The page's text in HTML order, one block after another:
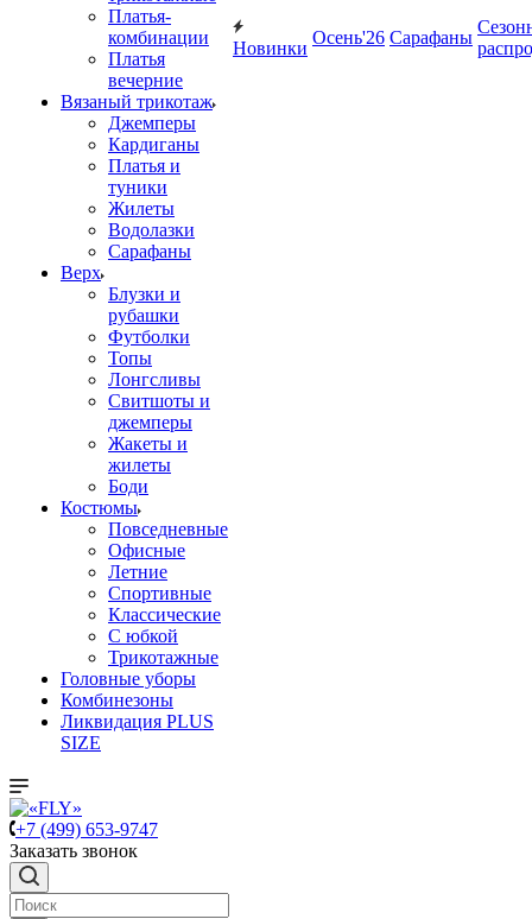
Платья-
комбинации
Платья
вечерние
Вязаный трикотаж
Джемперы
Кардиганы
Платья и
туники
Жилеты
Водолазки
Сарафаны
Верх
Блузки и
рубашки
Футболки
Топы
Лонгсливы
Свитшоты и
джемперы
Жакеты и
жилеты
Боди
Костюмы
Повседневные
Офисные
Летние
Спортивные
Классические
С юбкой
Трикотажные
Головные уборы
Комбинезоны
Ликвидация PLUS
SIZE
Новинки
Осень'26 Сарафаны
+7 (499) 653-9747
Заказать звонок